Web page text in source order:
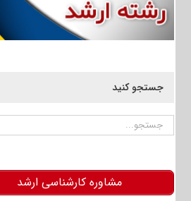
جستجو کنید
جستجو
مشاوره کارشناسی ارشد